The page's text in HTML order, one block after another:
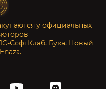
у официальных
СофтКлаб, Бука, Новый